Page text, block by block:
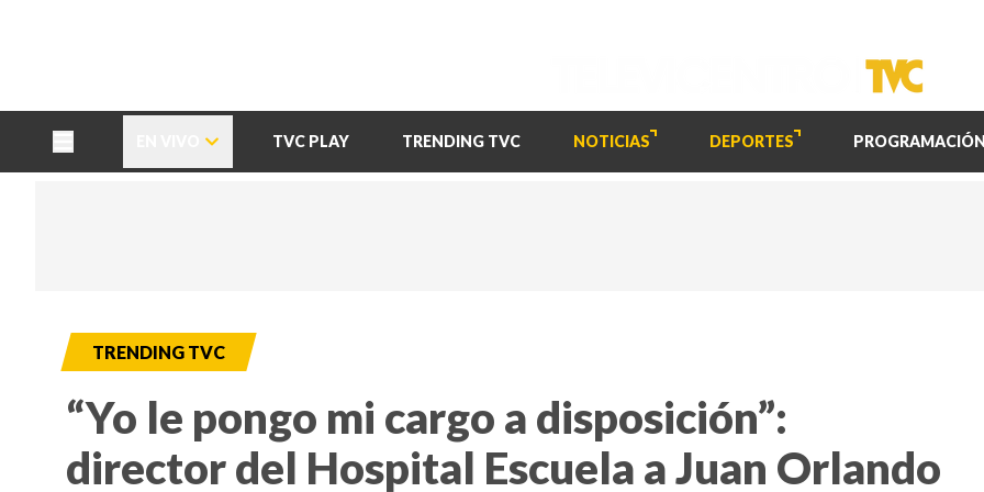
TVC PLAY TRENDING TVC NOTICIAS DEPORTES PROGRAMACIÓN
TRENDING TVC
“Yo le pongo mi cargo a disposición”:
director del Hospital Escuela a Juan Orlando